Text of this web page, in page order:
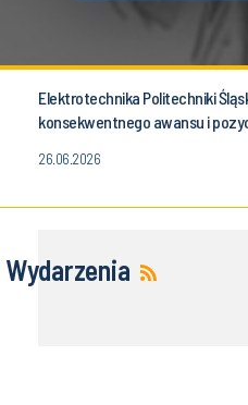
Elektrotechnika Politechniki
konsekwentnego awansu i
26.06.2026
Wydarzenia